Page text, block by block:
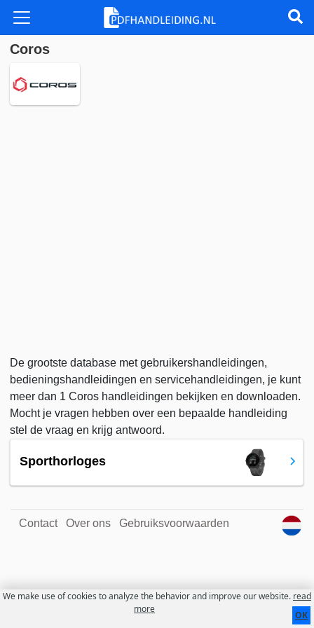
Coros
De grootste database met gebruikershandleidingen,
bedieningshandleidingen en servicehandleidingen, je kunt
meer dan 1 Coros handleidingen bekijken en downloaden.
Mocht je vragen hebben over een bepaalde handleiding
stel de vraag en krijg antwoord.
Sporthorloges
Contact Over ons Gebruiksvoorwaarden
We make use of cookies to analyze the behavior and improve our website. read
more
OK